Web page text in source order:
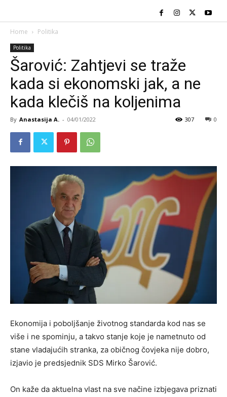
Home Politika
Politika
Šarović: Zahtjevi se traže
kada si ekonomski jak, a ne
kada klečiš na koljenima
By Anastasija A. - 04/01/2022 0
307
Ekonomija i poboljšanje životnog standarda kod nas se
više i ne spominju, a takvo stanje koje je nametnuto od
stane vladajućih stranka, za običnog čovjeka nije dobro,
izjavio je predsjednik SDS Mirko Šarović.
On kaže da aktuelna vlast na sve načine izbjegava priznati